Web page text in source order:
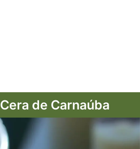
Cera de Carnaúba
Ver mais